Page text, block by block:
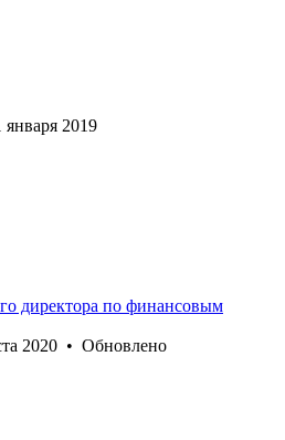
января 2019
директора по финансовым
2020 • Обновлено